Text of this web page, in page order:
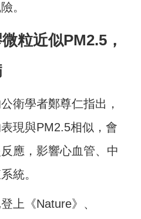
。
粒近似PM2.5，
衛學者鄭尊仁指出，
現與PM2.5相似，會
應，影響心血管、中
統。
上《Nature》、